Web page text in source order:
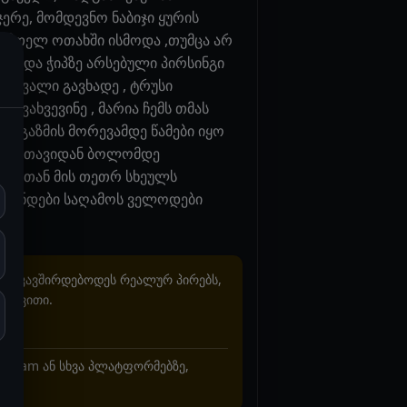
მომდევნო ნაბიჯი ყურის
მთელ ოთახში ისმოდა ,თუმცა არ
და ჭიპზე არსებული პირსინგი
გავხადე , ტრუსი
, მარია ჩემს თმას
მორევამდე წამები იყო
თავიდან ბოლომდე
, თან მის თეთრ სხეულს
საღამოს ველოდები
უკავშირდებოდეს რეალურ პირებს,
ან სხვა პლატფორმებზე,